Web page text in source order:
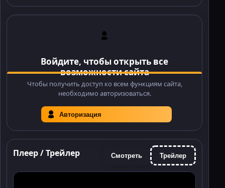
Войдите, чтобы открыть все
возможности сайта
Чтобы получить доступ ко всем функциям сайта,
необходимо авторизоваться.
Авторизация
Плеер / Трейлер Смотреть Трейлер